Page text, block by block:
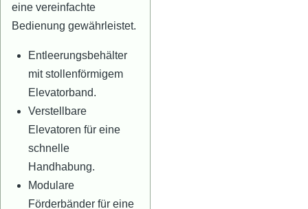
eine vereinfachte
Bedienung gewährleistet.
Entleerungsbehälter
mit stollenförmigem
Elevatorband.
Verstellbare
Elevatoren für eine
schnelle
Handhabung.
Modulare
Förderbänder für eine